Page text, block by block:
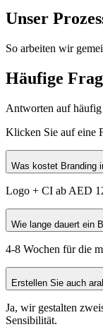
Unser
So arbeiten wir
Häufige
Antworten auf häufig
Klicken Sie auf eine
Was kostet Branding
Logo + CI ab AED
Wie lange dauert ein
4-8 Wochen für die
Erstellen Sie auch
Ja, wir gestalten
Sensibilität.